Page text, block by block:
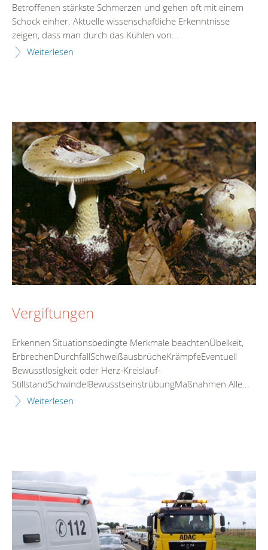
Betroffenen stärkste Schmerzen und gehen oft mit einem
Schock einher. Aktuelle wissenschaftliche Erkenntnisse
zeigen, dass man durch das Kühlen von...
Weiterlesen
Vergiftungen
Erkennen Situationsbedingte Merkmale beachtenÜbelkeit,
ErbrechenDurchfallSchweißausbrücheKrämpfeEventuell
Bewusstlosigkeit oder Herz-Kreislauf-
StillstandSchwindelBewusstseinstrübungMaßnahmen Alle...
Weiterlesen